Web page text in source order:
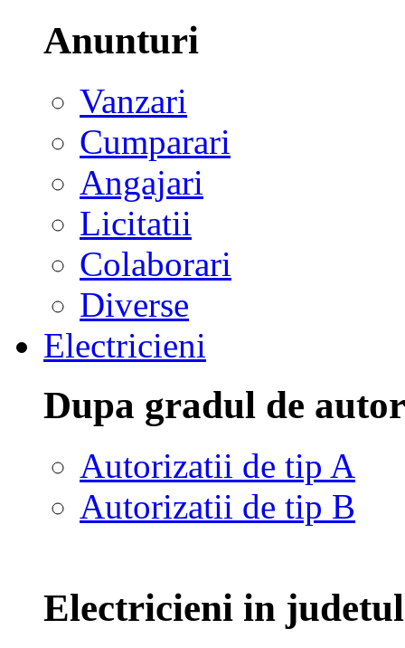
Anunturi
Vanzari
Cumparari
Angajari
Licitatii
Colaborari
Diverse
Electricieni
Dupa gradul de
Autorizatii de tip A
Autorizatii de tip B
Electricieni in